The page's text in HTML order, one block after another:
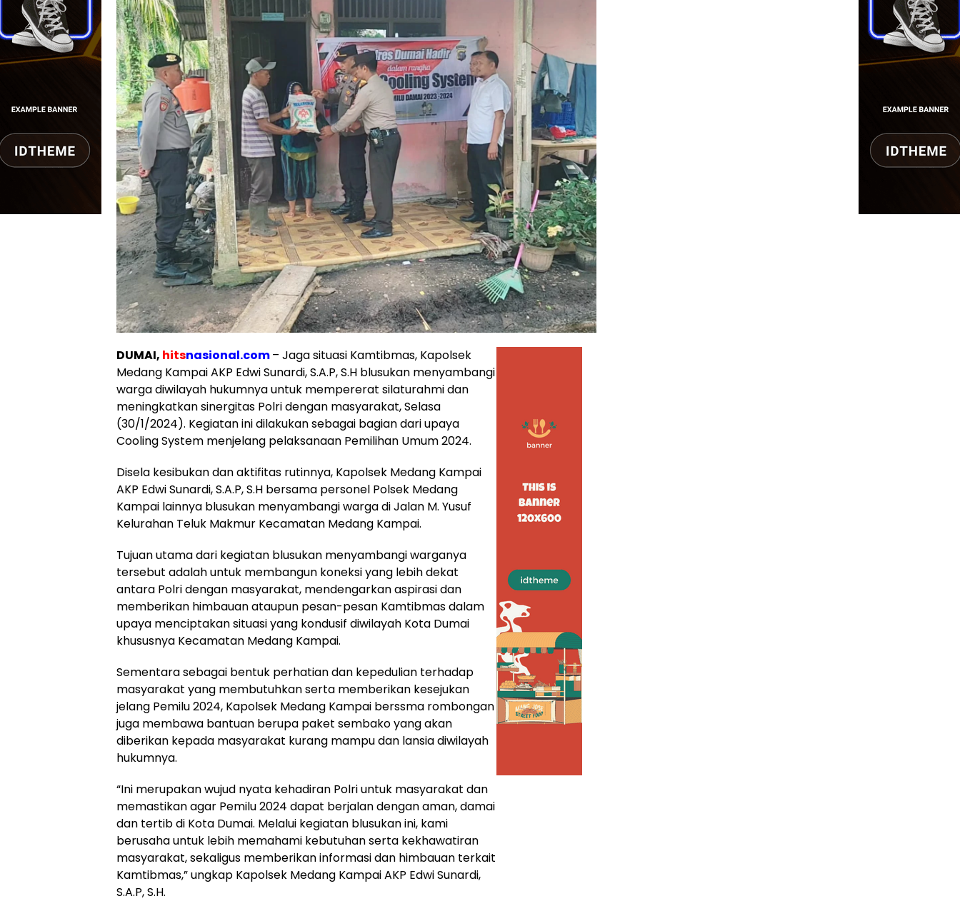
DUMAI, hitsnasional.com– Jaga situasi Kamtibmas, Kapolsek
Medang Kampai AKP Edwi Sunardi, S.A.P, S.H blusukan menyambangi
warga diwilayah hukumnya untuk mempererat silaturahmi dan
meningkatkan sinergitas Polri dengan masyarakat, Selasa
(30/1/2024). Kegiatan ini dilakukan sebagai bagian dari upaya
Cooling System menjelang pelaksanaan Pemilihan Umum 2024.
Disela kesibukan dan aktifitas rutinnya, Kapolsek Medang Kampai
AKP Edwi Sunardi, S.A.P, S.H bersama personel Polsek Medang
Kampai lainnya blusukan menyambangi warga di Jalan M. Yusuf
Kelurahan Teluk Makmur Kecamatan Medang Kampai.
Tujuan utama dari kegiatan blusukan menyambangi warganya
tersebut adalah untuk membangun koneksi yang lebih dekat
antara Polri dengan masyarakat, mendengarkan aspirasi dan
memberikan himbauan ataupun pesan-pesan Kamtibmas dalam
upaya menciptakan situasi yang kondusif diwilayah Kota Dumai
khususnya Kecamatan Medang Kampai.
Sementara sebagai bentuk perhatian dan kepedulian terhadap
masyarakat yang membutuhkan serta memberikan kesejukan
jelang Pemilu 2024, Kapolsek Medang Kampai berssma rombongan
juga membawa bantuan berupa paket sembako yang akan
diberikan kepada masyarakat kurang mampu dan lansia diwilayah
hukumnya.
“Ini merupakan wujud nyata kehadiran Polri untuk masyarakat dan
memastikan agar Pemilu 2024 dapat berjalan dengan aman, damai
dan tertib di Kota Dumai. Melalui kegiatan blusukan ini, kami
berusaha untuk lebih memahami kebutuhan serta kekhawatiran
masyarakat, sekaligus memberikan informasi dan himbauan terkait
Kamtibmas,” ungkap Kapolsek Medang Kampai AKP Edwi Sunardi,
S.A.P, S.H.